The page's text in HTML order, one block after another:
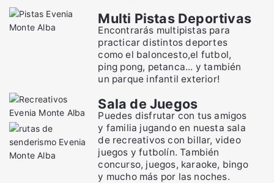
Multi Pistas Deportivas
Encontrarás multipistas para
practicar distintos deportes
como el baloncesto,el futbol,
ping pong, petanca... y también
un parque infantil exterior!
Sala de Juegos
Puedes disfrutar con tus amigos
y familia jugando en nuesta sala
de recreativos con billar, video
juegos y futbolín. También
concurso, juegos, karaoke, bingo
y mucho más por las noches.